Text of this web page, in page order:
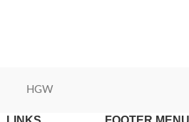
HGW